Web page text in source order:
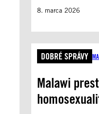
8. marca 2026
DOBRÉ SPRÁVY
Malawi